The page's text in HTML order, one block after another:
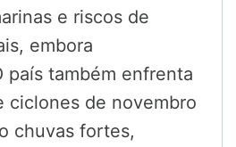
e riscos de
embora
país também enfrenta
ciclones de novembro
chuvas fortes,